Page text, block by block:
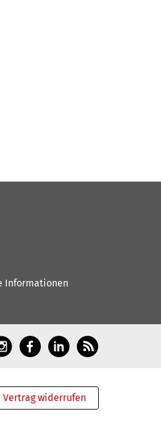
Informationen
Vertrag widerrufen